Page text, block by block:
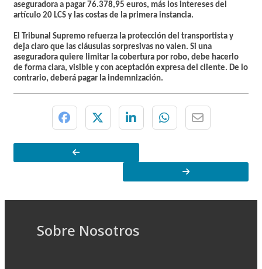
aseguradora a pagar 76.378,95 euros, más los intereses del
artículo 20 LCS y las costas de la primera instancia.
El Tribunal Supremo refuerza la protección del transportista y
deja claro que las cláusulas sorpresivas no valen. Si una
aseguradora quiere limitar la cobertura por robo, debe hacerlo
de forma clara, visible y con aceptación expresa del cliente. De lo
contrario, deberá pagar la indemnización.
Sobre Nosotros